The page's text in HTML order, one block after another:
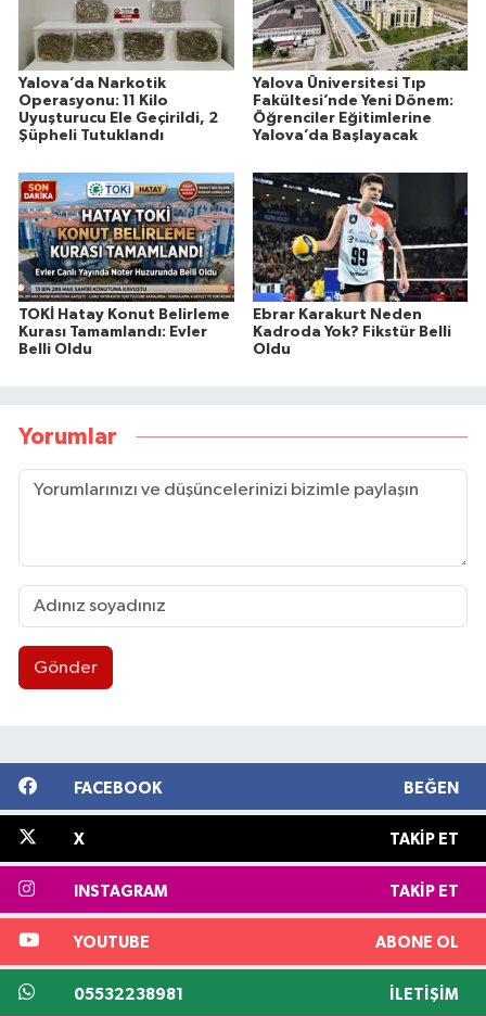
Yalova’da Narkotik
Operasyonu: 11 Kilo
Uyuşturucu Ele Geçirildi, 2
Şüpheli Tutuklandı
Yalova Üniversitesi Tıp
Fakültesi’nde Yeni Dönem:
Öğrenciler Eğitimlerine
Yalova’da Başlayacak
TOKİ Hatay Konut Belirleme
Kurası Tamamlandı: Evler
Belli Oldu
Ebrar Karakurt Neden
Kadroda Yok? Fikstür Belli
Oldu
Yorumlar
Gönder
FACEBOOK BEĞEN
X TAKIP ET
INSTAGRAM TAKIP ET
YOUTUBE ABONE OL
05532238981 İLETIŞIM